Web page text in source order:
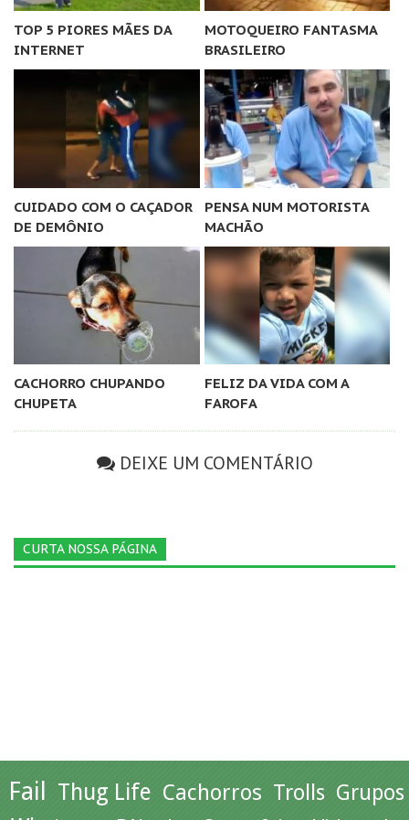
TOP 5 PIORES MÃES DA
INTERNET
MOTOQUEIRO FANTASMA
BRASILEIRO
CUIDADO COM O CAÇADOR
DE DEMÔNIO
PENSA NUM MOTORISTA
MACHÃO
CACHORRO CHUPANDO
CHUPETA
FELIZ DA VIDA COM A
FAROFA
DEIXE UM COMENTÁRIO
CURTA NOSSA PÁGINA
Fail Thug Life Cachorros Trolls Grupos